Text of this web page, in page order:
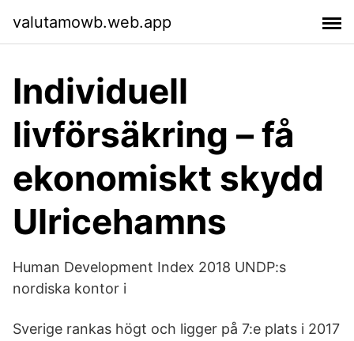
valutamowb.web.app
Individuell
livförsäkring – få
ekonomiskt skydd
Ulricehamns
Human Development Index 2018 UNDP:s
nordiska kontor i
Sverige rankas högt och ligger på 7:e plats i 2017